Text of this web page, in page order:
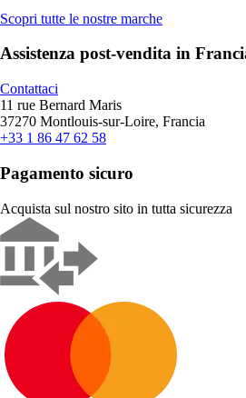
Scopri tutte le nostre marche
Assistenza post-vendita in
Contattaci
11 rue Bernard Maris
37270 Montlouis-sur-Loire, Francia
+33 1 86 47 62 58
Pagamento sicuro
Acquista sul nostro sito in tutta sicurezza